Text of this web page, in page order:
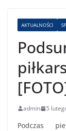
AKTUALNOŚCI
admin 5
Podczas